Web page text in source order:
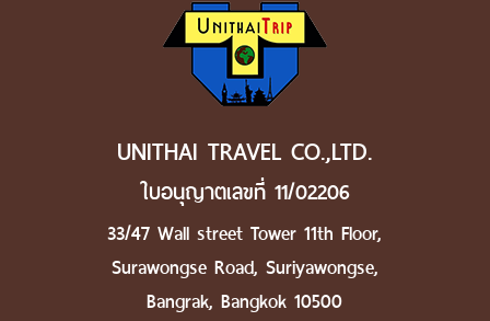
UNITHAI TRAVEL CO.,LTD.
ใบอนุญาตเลขที่ 11/02206
33/47 Wall street Tower 11th Floor,
Surawongse Road, Suriyawongse,
Bangrak, Bangkok 10500